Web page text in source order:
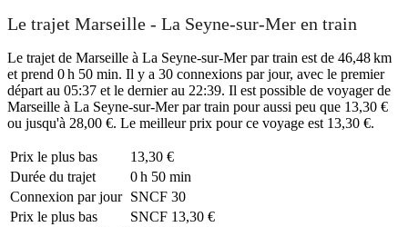
Le trajet Marseille - La Seyne-sur-Mer en train
Le trajet de Marseille à La Seyne-sur-Mer par train est de 46,48 km
et prend 0 h 50 min. Il y a 30 connexions par jour, avec le premier
départ au 05:37 et le dernier au 22:39. Il est possible de voyager de
Marseille à La Seyne-sur-Mer par train pour aussi peu que 13,30 €
ou jusqu'à 28,00 €. Le meilleur prix pour ce voyage est 13,30 €.
Prix ​​le plus bas
13,30 €
Durée du trajet
0 h 50 min
Connexion par jour SNCF 30
Prix ​​le plus bas
SNCF 13,30 €